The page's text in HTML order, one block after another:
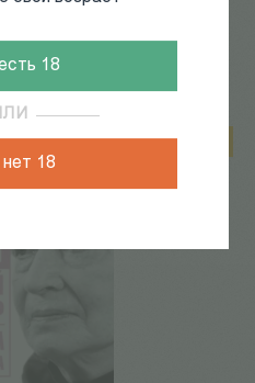
18
18
СКЛАДская распродажа
- актриса
из 60
Скидка 69%